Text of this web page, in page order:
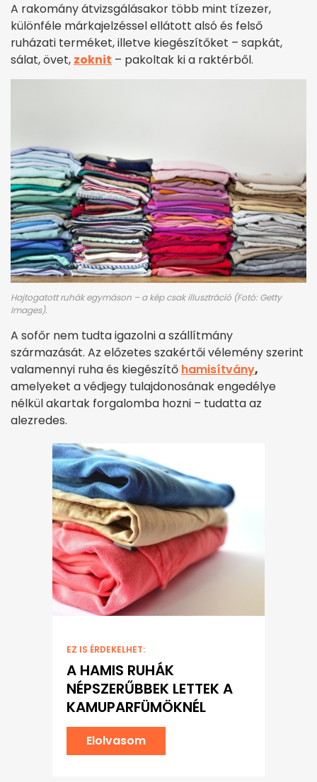
A rakomány átvizsgálásakor több mint tízezer,
különféle márkajelzéssel ellátott alsó és felső
ruházati terméket, illetve kiegészítőket – sapkát,
sálat, övet, zoknit – pakoltak ki a raktérből.
Hajtogatott ruhák egymáson – a kép csak illusztráció (Fotó: Getty
Images).
A sofőr nem tudta igazolni a szállítmány
származását. Az előzetes szakértői vélemény szerint
valamennyi ruha és kiegészítő hamisítvány,
amelyeket a védjegy tulajdonosának engedélye
nélkül akartak forgalomba hozni – tudatta az
alezredes.
EZ IS ÉRDEKELHET:
A HAMIS RUHÁK
NÉPSZERŰBBEK LETTEK A
KAMUPARFÜMÖKNÉL
Elolvasom